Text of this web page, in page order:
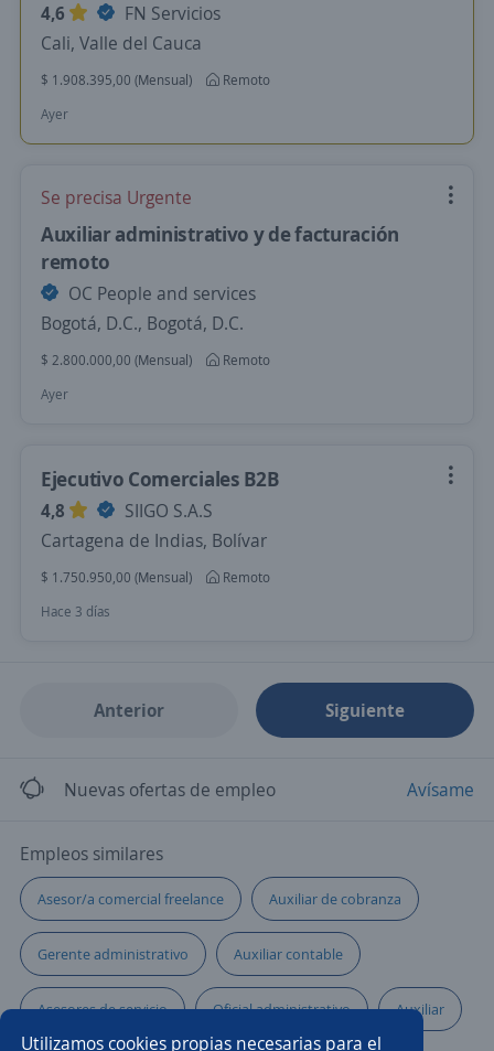
Utilizamos cookies propias necesarias para el
4,6
FN Servicios
Cali, Valle del Cauca
$ 1.908.395,00 (Mensual)
Remoto
Ayer
Se precisa Urgente
Auxiliar administrativo y de facturación
remoto
OC People and services
Bogotá, D.C., Bogotá, D.C.
$ 2.800.000,00 (Mensual)
Remoto
Ayer
Ejecutivo Comerciales B2B
4,8
SIIGO S.A.S
Cartagena de Indias, Bolívar
$ 1.750.950,00 (Mensual)
Remoto
Hace 3 días
Anterior Siguiente
Nuevas ofertas de empleo Avísame
Empleos similares
Asesor/a comercial freelance Auxiliar de cobranza
Gerente administrativo Auxiliar contable
Asesores de servicio Oficial administrativo Auxiliar